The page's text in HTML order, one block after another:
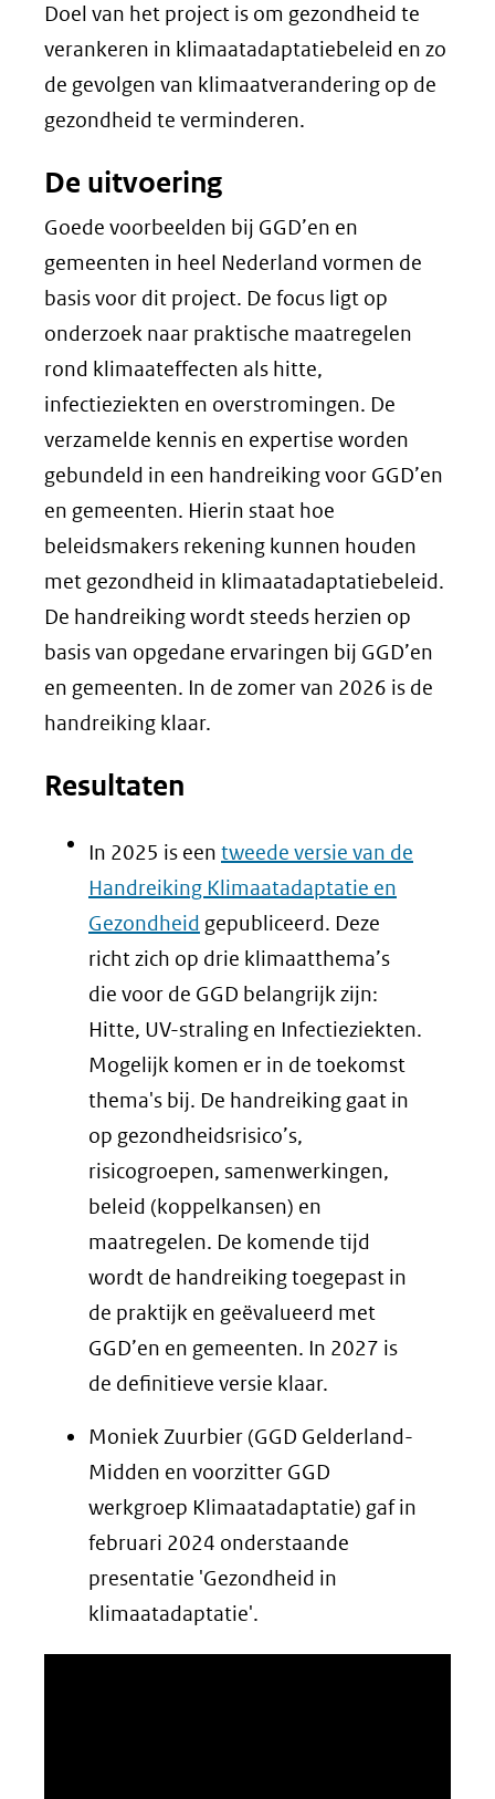
Doel van het project is om gezondheid te
verankeren in klimaatadaptatiebeleid en zo
de gevolgen van klimaatverandering op de
gezondheid te verminderen.
De uitvoering
Goede voorbeelden bij GGD’en en
gemeenten in heel Nederland vormen de
basis voor dit project. De focus ligt op
onderzoek naar praktische maatregelen
rond klimaateffecten als hitte,
infectieziekten en overstromingen. De
verzamelde kennis en expertise worden
gebundeld in een handreiking voor GGD’en
en gemeenten. Hierin staat hoe
beleidsmakers rekening kunnen houden
met gezondheid in klimaatadaptatiebeleid.
De handreiking wordt steeds herzien op
basis van opgedane ervaringen bij GGD’en
en gemeenten. In de zomer van 2026 is de
handreiking klaar.
Resultaten
In 2025 is een tweede versie van de
Handreiking Klimaatadaptatie en
Gezondheid gepubliceerd. Deze
richt zich op drie klimaatthema’s
die voor de GGD belangrijk zijn:
Hitte, UV-straling en Infectieziekten.
Mogelijk komen er in de toekomst
thema's bij. De handreiking gaat in
op gezondheidsrisico’s,
risicogroepen, samenwerkingen,
beleid (koppelkansen) en
maatregelen. De komende tijd
wordt de handreiking toegepast in
de praktijk en geëvalueerd met
GGD’en en gemeenten. In 2027 is
de definitieve versie klaar.
Moniek Zuurbier (GGD Gelderland-
Midden en voorzitter GGD
werkgroep Klimaatadaptatie) gaf in
februari 2024 onderstaande
presentatie 'Gezondheid in
klimaatadaptatie'.